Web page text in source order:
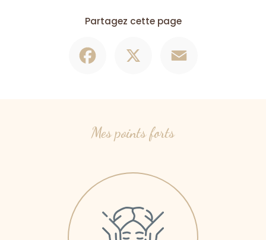
Partagez cette page
Mes points forts